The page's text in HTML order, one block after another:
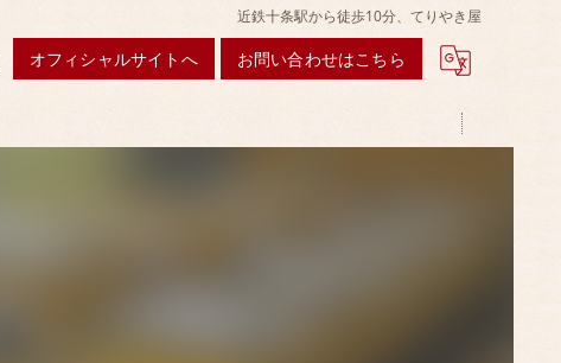
近鉄十条駅から徒歩10分、てりやき屋
オフィシャルサイトへ お問い合わせはこちら